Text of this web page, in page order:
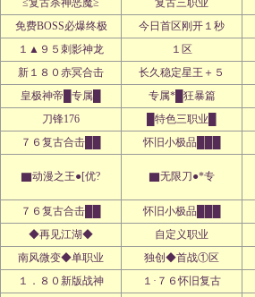
≤复古杀神恶魔≥
复古三职业
免费BOSS必爆终极
今日首区刚开１秒
１▲９５刺影神龙
１区
新１８０赤冥合击
长久稳定星王＋５
皇极神帝█专属█
专属*█狂暴篇
刀锋176
█特色三职业█
７６复古合击██
怀旧小极品███
▇动漫之王●[优? ▇无限刀●*专
７６复古合击██ 怀旧小极品███
◆再见江湖◆
自定义职业
南风微变◆单职业
独创◆首战①区
１．８０新版战神
１·７６怀旧复古